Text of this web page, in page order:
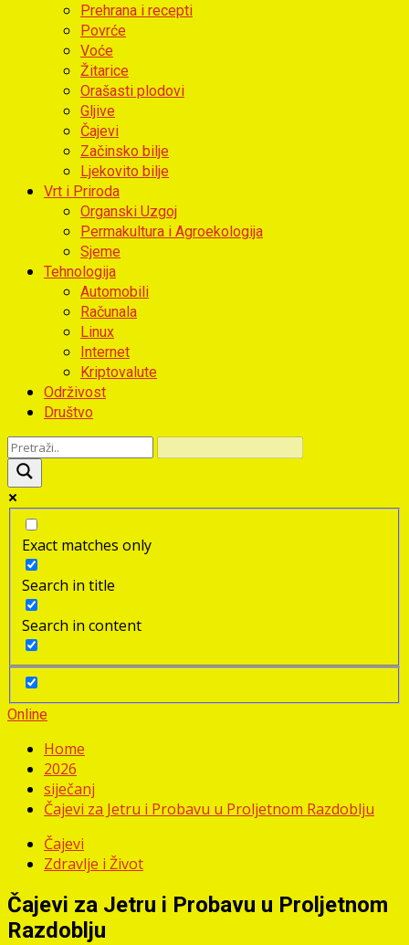
Prehrana i recepti
Povrće
Voće
Žitarice
Orašasti plodovi
Gljive
Čajevi
Začinsko bilje
Ljekovito bilje
Vrt i Priroda
Organski Uzgoj
Permakultura i Agroekologija
Sjeme
Tehnologija
Automobili
Računala
Linux
Internet
Kriptovalute
Održivost
Društvo
Exact matches only
Search in title
Search in content
Online
Home
2026
siječanj
Čajevi za Jetru i Probavu u Proljetnom Razdoblju
Čajevi
Zdravlje i Život
Čajevi za Jetru i Probavu u Proljetnom
Razdoblju